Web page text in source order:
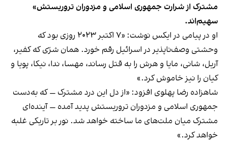
مشترک از شرارت جمهوری اسلامی و مزدوران تروریستش»
سهیم‌اند.
او در پیامی در ایکس نوشت: «۷ اکتبر ۲۰۲۳ روزی بود که
وحشتی وصف‌ناپذیر در اسرائیل رقم خورد. همان شرّی که کفیر،
آریل، شانی، مایا و هرش را به قتل رساند، مهسا، ندا، نیکا، پویا و
کیان را نیز خاموش کرد.»
شاهزاده رضا پهلوی افزود: «از دل این درد مشترک — که به‌دست
جمهوری اسلامی و مزدوران تروریستش پدید آمده — آینده‌ای
مشترک میان ملت‌های ما ساخته خواهد شد. نور بر تاریکی غلبه
خواهد کرد.»